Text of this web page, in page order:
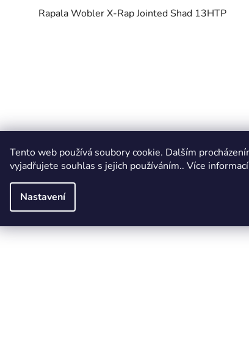
Tento web používá soubory cookie. Dalším
vyjadřujete souhlas s jejich používáním.. Více informací
Nastavení
Rapala Wobler X-Rap Jointed Shad 13HTP